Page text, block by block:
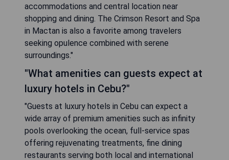
accommodations and central location near
shopping and dining. The Crimson Resort and Spa
in Mactan is also a favorite among travelers
seeking opulence combined with serene
surroundings."
"What amenities can guests expect at
luxury hotels in Cebu?"
"Guests at luxury hotels in Cebu can expect a
wide array of premium amenities such as infinity
pools overlooking the ocean, full-service spas
offering rejuvenating treatments, fine dining
restaurants serving both local and international